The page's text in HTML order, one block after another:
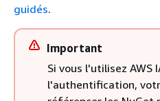
guidés.
Important
Si vous l'utilisez AWS
l'authentification,